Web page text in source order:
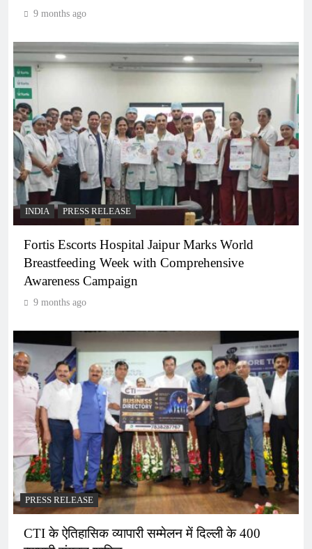
9 months ago
INDIA PRESS RELEASE
Fortis Escorts Hospital Jaipur Marks World
Breastfeeding Week with Comprehensive
Awareness Campaign
9 months ago
PRESS RELEASE
CTI के ऐतिहासिक व्यापारी सम्मेलन में दिल्ली के 400